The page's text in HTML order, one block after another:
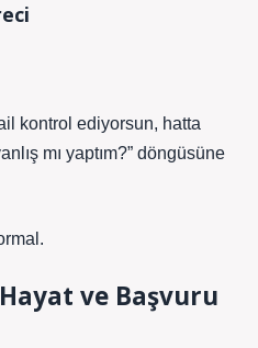
kontrol ediyorsun, hatta
mı yaptım?” döngüsüne
ve Başvuru